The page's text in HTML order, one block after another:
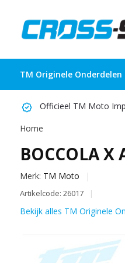
TM Originele Onderdelen
Officieel TM Moto
Home
BOCCOLA X
Merk: TM Moto
Artikelcode: 26017
Bekijk alles TM Originele